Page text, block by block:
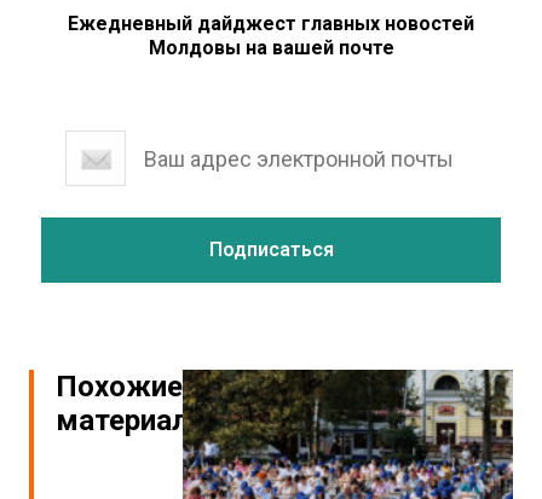
Ежедневный дайджест главных новостей
Молдовы на вашей почте
Похожие
материалы